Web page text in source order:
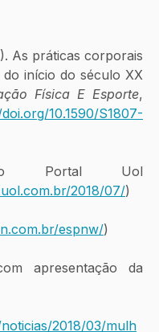
As práticas corporais
início do século XX
Física E Esporte
10.1590/S1807-
Portal Uol
2018/07/)
espnw/)
apresentação da
2018/03/mulh